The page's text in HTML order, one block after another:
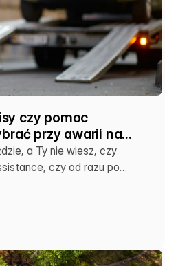
czy pomoc
przy awarii na
a Ty nie wiesz, czy
czy od razu po